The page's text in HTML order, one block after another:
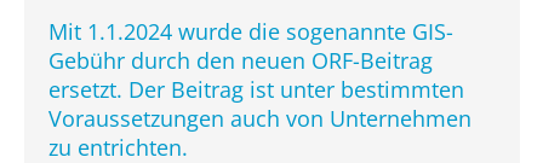
Mit 1.1.2024 wurde die sogenannte GIS-
Gebühr durch den neuen ORF-Beitrag
ersetzt. Der Beitrag ist unter bestimmten
Voraussetzungen auch von Unternehmen
zu entrichten.